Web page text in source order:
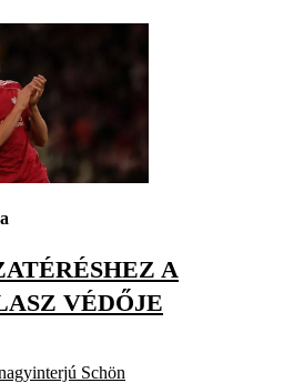
A
VÉDŐJE
Schön